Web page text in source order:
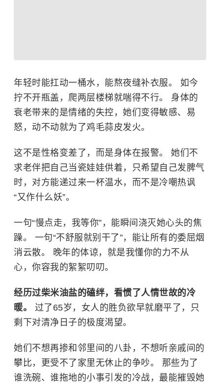
年轻时能扛动一桶水，能熬夜缝补衣服。 如今
拧不开瓶盖，爬两层楼梯就喘得不行。 身体的
衰老带来的是情绪的失控，她们变得敏感、易
怒，动不动就为了鸡毛蒜皮发火。
这不是性格变差了，而是身体在报警。 她们不
求老伴把自己当瓷娃娃供着，只希望自己发脾气
时，对方能递过来一杯温水，而不是冷嘲热讽
“又作什么妖”。
一句“慢点走，我等你”，能瞬间浇灭她心头的焦
躁。 一句“不舒服就别干了”，能让所有的委屈烟
消云散。 晚年的体谅，就是我懂你的力不从
心，你容我的絮絮叨叨。
经历过柴米油盐的磕绊，看惯了人情世故的冷
暖。 过了65岁，女人的胜负欲早就磨平了，只
剩下对清净日子的极度渴望。
她们不想再掺和邻里间的八卦，不想听亲戚间的
攀比，更受不了家里无休止的争吵。 那些为了
谁洗碗、谁拖地的小事引发的冷战，最能摧毁她